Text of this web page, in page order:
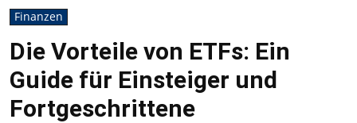
Finanzen
Die Vorteile von ETFs: Ein
Guide für Einsteiger und
Fortgeschrittene